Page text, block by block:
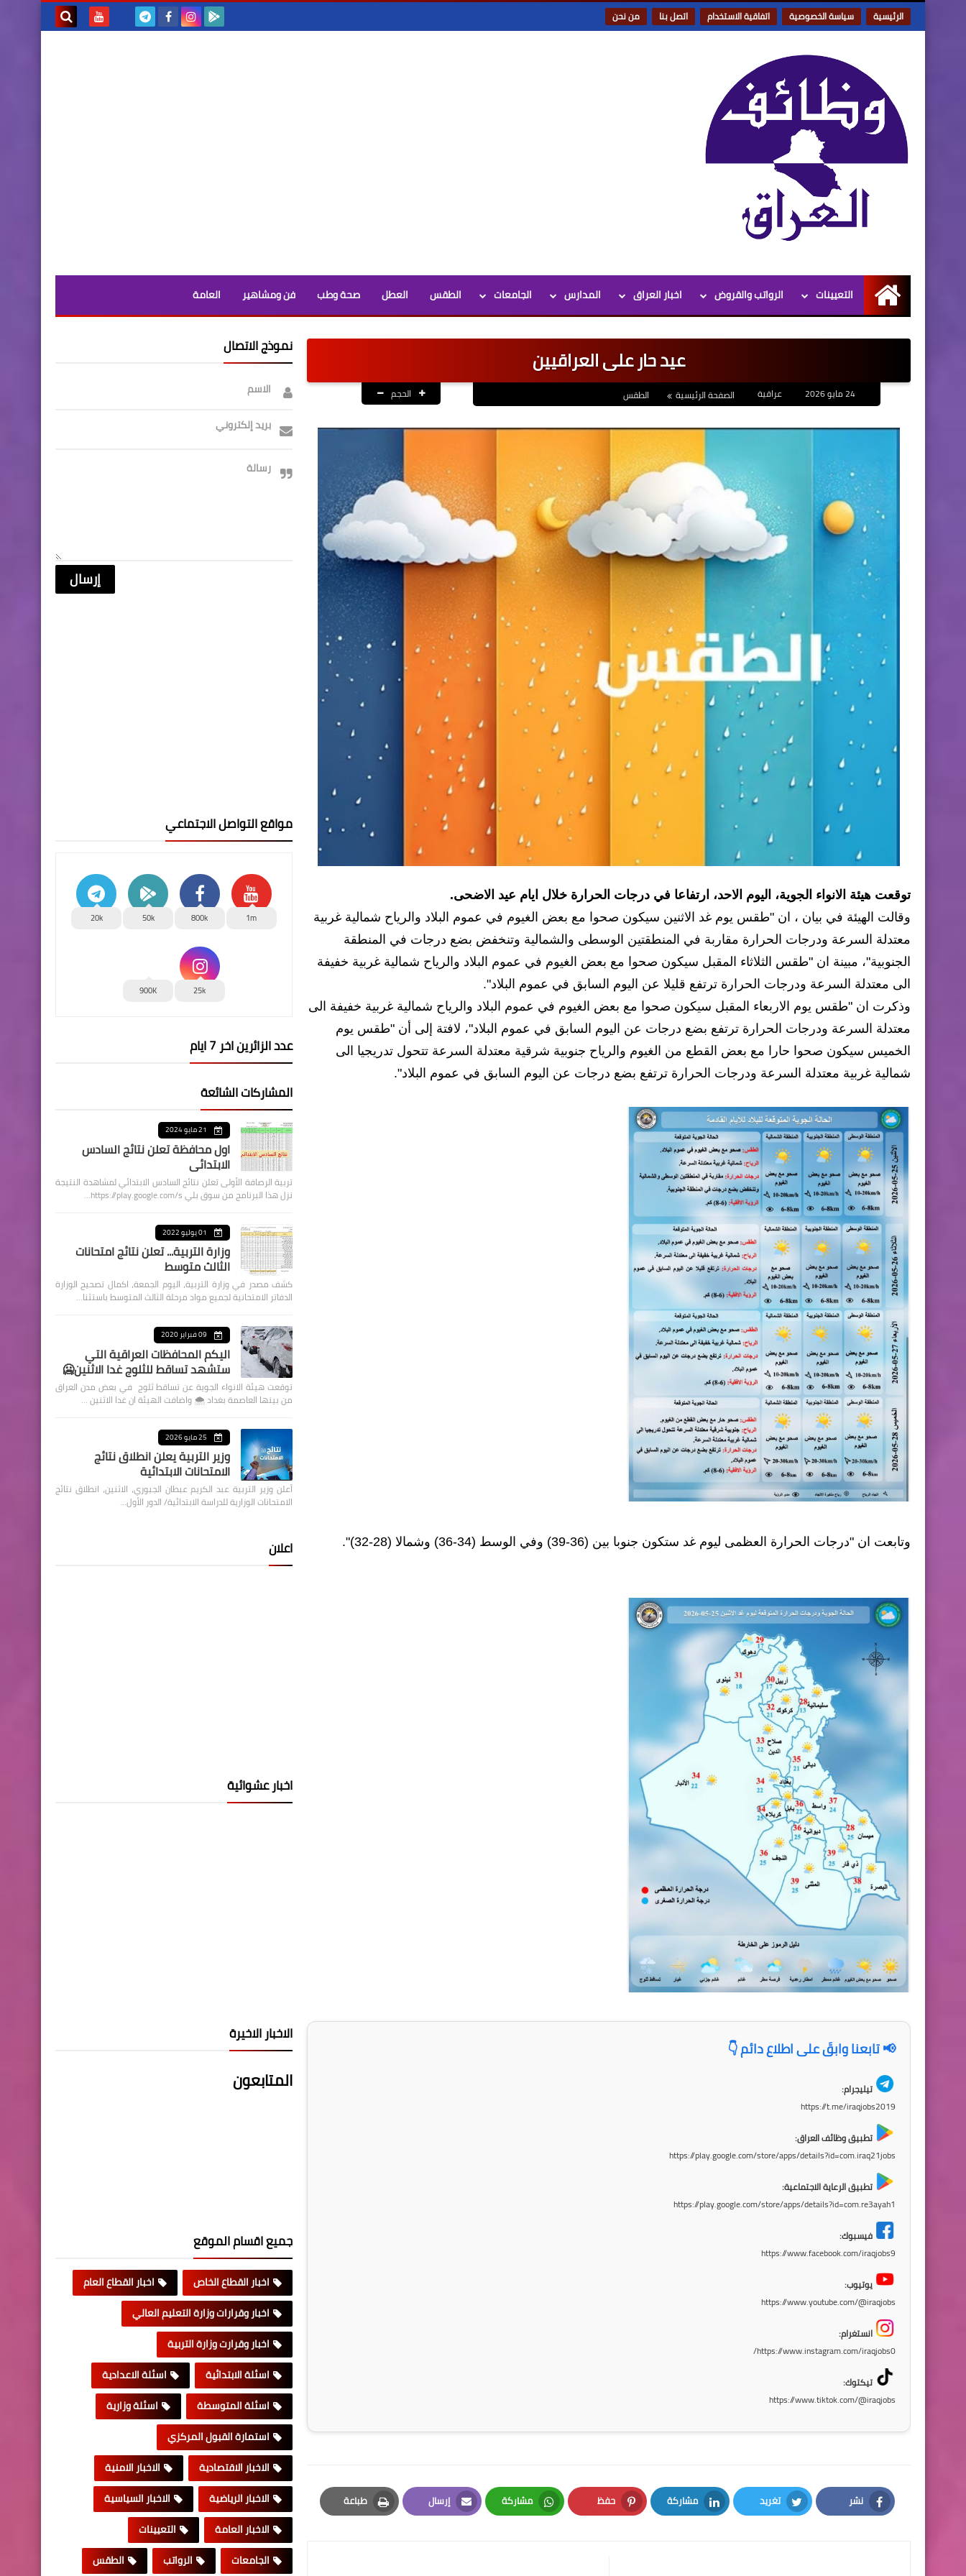
الرئيسية سياسة الخصوصية اتفاقية الاستخدام اتصل بنا من نحن
الرئيسية
التعيينات الرواتب والقروض اخبار العراق المدارس الجامعات الطقس العطل صحة وطب فن ومشاهير العامة
عيد حار على العراقيين
عراقية الصفحة الرئيسية الطقس الحجم
توقعت هيئة الانواء الجوية، اليوم الاحد، ارتفاعا في درجات الحرارة خلال ايام عيد الاضحى.
وقالت الهيئة في بيان ، ان "طقس يوم غد الاثنين سيكون صحوا مع بعض الغيوم في عموم البلاد والرياح شمالية غربية
معتدلة السرعة ودرجات الحرارة مقاربة في المنطقتين الوسطى والشمالية وتنخفض بضع درجات في المنطقة
الجنوبية"، مبينة ان "طقس الثلاثاء المقبل سيكون صحوا مع بعض الغيوم في عموم البلاد والرياح شمالية غربية خفيفة
الى معتدلة السرعة ودرجات الحرارة ترتفع قليلا عن اليوم السابق في عموم البلاد".
وذكرت ان "طقس يوم الاربعاء المقبل سيكون صحوا مع بعض الغيوم في عموم البلاد والرياح شمالية غربية خفيفة الى
معتدلة السرعة ودرجات الحرارة ترتفع بضع درجات عن اليوم السابق في عموم البلاد"، لافتة إلى أن "طقس يوم
الخميس سيكون صحوا حارا مع بعض القطع من الغيوم والرياح جنوبية شرقية معتدلة السرعة تتحول تدريجيا الى
شمالية غربية معتدلة السرعة ودرجات الحرارة ترتفع بضع درجات عن اليوم السابق في عموم البلاد".
وتابعت ان "درجات الحرارة العظمى ليوم غد ستكون جنوبا بين (36-39) وفي الوسط (34-36) وشمالا (28-32)".
📢 تابعنا وابقَ على اطلاع دائم 👇
تيليجرام:
https://t.me/iraqjobs2019
تطبيق وظائف العراق:
https://play.google.com/store/apps/details?id=com.iraq21jobs
تطبيق الرعاية الاجتماعية:
https://play.google.com/store/apps/details?id=com.re3ayah1
فيسبوك:
https://www.facebook.com/iraqjobs9
يوتيوب:
https://www.youtube.com/@iraqjobs
انستغرام:
https://www.instagram.com/iraqjobs0/
تيكتوك:
https://www.tiktok.com/@iraqjobs
نشر
Facebook
تغريد
Twitter
مشاركة
LinkedIn
حفظ
Pinterest
مشاركة
Whatsapp
إرسال
Email
طباعة
Print
نموذج الاتصال
الاسم
بريد إلكتروني
رسالة
مواقع التواصل الاجتماعي
1m
800k
50k
20k
25k
900K
عدد الزائرين اخر 7 ايام
المشاركات الشائعة
21 مايو 2024
اول محافظة تعلن نتائج السادس
الابتدائي
تربية الرصافة الأولى تعلن نتائج السادس الابتدائي لمشاهدة النتيجة
نزل هذا البرنامج من سوق بلي https://play.google.com/s…
01 يوليو 2022
وزارة التربية... تعلن نتائج امتحانات
الثالث متوسط
كشف مصدر في وزارة التربية، اليوم الجمعة، اكمال تصحيح الوزارة
الدفاتر الامتحانية لجميع مواد مرحلة الثالث المتوسط باستثنا…
09 فبراير 2020
اليكم المحافظات العراقية التي
ستشهد تساقط للثلوج غدا الاثنين🥶
توقعت هيئة الانواء الجوية عن تساقط ثلوج في بعض مدن العراق
من بينها العاصمة بغداد ⁦🌨️⁩ واضافت الهيئة ان غدا الاثنين …
25 مايو 2026
وزير التربية يعلن انطلاق نتائج
الامتحانات الابتدائية
أعلن وزير التربية عبد الكريم عبطان الجبوري، الاثنين، انطلاق نتائج
الامتحانات الوزارية للدراسة الابتدائية/ الدور الأول…
اعلان
اخبار عشوائية
الاخبار الاخيرة
المتابعون
جميع اقسام الموقع
اخبار القطاع الخاص
اخبار القطاع العام
اخبار وقرارات وزارة التعليم العالي
اخبار وقرارت وزارة التربية
اسئلة الابتدائية
اسئلة الاعدادية
اسئلة المتوسطة
اسئلة وزارية
استمارة القبول المركزي
الاخبار الاقتصادية
الاخبار الامنية
الاخبار الرياضية
الاخبار السياسية
الاخبار العامة
التعيينات
الجامعات
الرواتب الطقس